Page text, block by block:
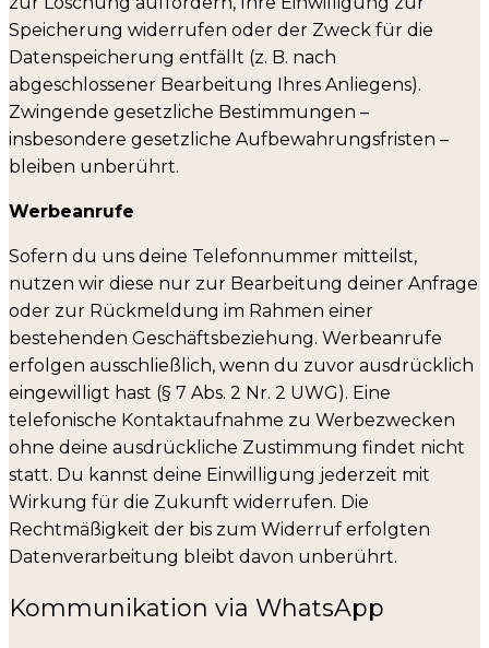
Speicherung widerrufen oder der Zweck für die
Datenspeicherung entfällt (z. B. nach
abgeschlossener Bearbeitung Ihres Anliegens).
Zwingende gesetzliche Bestimmungen –
insbesondere gesetzliche Aufbewahrungsfristen –
bleiben unberührt.
Werbeanrufe
Sofern du uns deine Telefonnummer mitteilst,
nutzen wir diese nur zur Bearbeitung deiner Anfrage
oder zur Rückmeldung im Rahmen einer
bestehenden Geschäftsbeziehung. Werbeanrufe
erfolgen ausschließlich, wenn du zuvor ausdrücklich
eingewilligt hast (§ 7 Abs. 2 Nr. 2 UWG). Eine
telefonische Kontaktaufnahme zu Werbezwecken
ohne deine ausdrückliche Zustimmung findet nicht
statt. Du kannst deine Einwilligung jederzeit mit
Wirkung für die Zukunft widerrufen. Die
Rechtmäßigkeit der bis zum Widerruf erfolgten
Datenverarbeitung bleibt davon unberührt.
Kommunikation via WhatsApp